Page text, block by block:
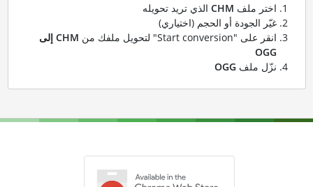
اختر ملف CHMالذي تريد تحويله
غيّر الجودة أو الحجم (اختياري)
انقر على "Start conversion" لتحويل ملفك من
CHM إلى
OGG
نزّل ملف OGG